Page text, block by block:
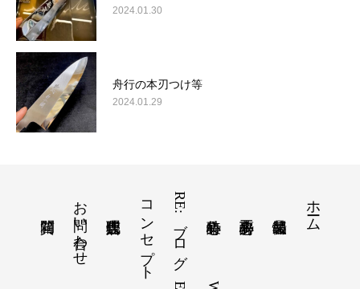
2024.01.30
舟行の本刃つけ等
2024.01.29
ホーム
RE:ブログ
コンセプト
お問い合わせ